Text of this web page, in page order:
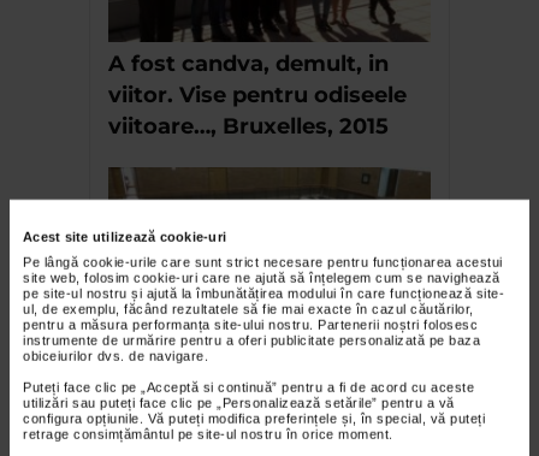
Acest site utilizează cookie-uri
Pe lângă cookie-urile care sunt strict necesare pentru funcționarea acestui
site web, folosim cookie-uri care ne ajută să înțelegem cum se navighează
pe site-ul nostru și ajută la îmbunătățirea modului în care funcționează site-
ul, de exemplu, făcând rezultatele să fie mai exacte în cazul căutărilor,
pentru a măsura performanța site-ului nostru. Partenerii noștri folosesc
instrumente de urmărire pentru a oferi publicitate personalizată pe baza
obiceiurilor dvs. de navigare.
Puteți face clic pe „Acceptă si continuă” pentru a fi de acord cu aceste
utilizări sau puteți face clic pe „Personalizează setările” pentru a vă
configura opțiunile. Vă puteți modifica preferințele și, în special, vă puteți
retrage consimțământul pe site-ul nostru în orice moment.
A fost candva, demult, in
viitor. Vise pentru odiseele
viitoare…, Bruxelles, 2015
Expozitia artistilor Matei
Enric si Jan Albu